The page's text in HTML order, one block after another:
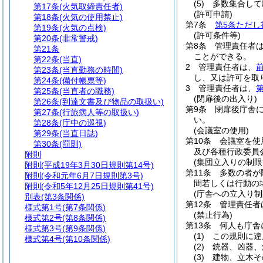
(5)
多数集合し
(許可申請)
第7条
第5条ただし
(許可条件等)
第8条
管理責任者
ことができる。
2
管理責任者は、
し、又は許可を
3
管理責任者は、
(閉扉後の出入り)
第9条
閉扉後庁舎
い。
(会議室の使用)
第10条
会議室を使
及び各種行政委員
(集団立入りの制
第11条
多数の者
間若しくは行動の
(庁舎への立入り
第12条
管理責任者
(禁止行為)
第13条
何人も庁舎
(1)
この規則に
(2)
銃器、凶器
(3)
建物、立木
第17条(火気取締責任者)
第18条(火気の使用禁止)
第19条(火気の点検)
第20条(非常警戒)
第21条
第22条(当直)
第23条(当直勤務の時間)
第24条(備付帳票等)
第25条(当直者の職務)
第26条(到達文書及び物品の取扱い)
第27条(行旅病人等の取扱い)
第28条(庁中の巡視)
第29条(当直日誌)
第30条(罰則)
附則
附則 (平成19年3月30日規則第14号)
附則 (令和元年6月7日規則第3号)
附則 (令和5年12月25日規則第41号)
別表(第3条関係)
様式第1号(第7条関係)
様式第2号(第8条関係)
様式第3号(第9条関係)
様式第4号(第10条関係)